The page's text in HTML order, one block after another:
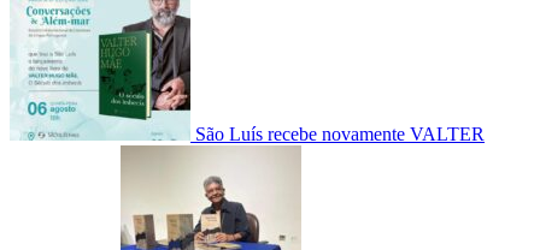
São Luís recebe novamente VALTER